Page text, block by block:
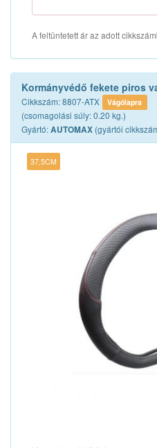
A feltüntetett ár az adott
Kormányvédő fekete piros
Cikkszám: 8807-ATX Vágólapra
(csomagolási súly: 0.20 kg.)
Gyártó:AUTOMAX (gyártói
37,5CM